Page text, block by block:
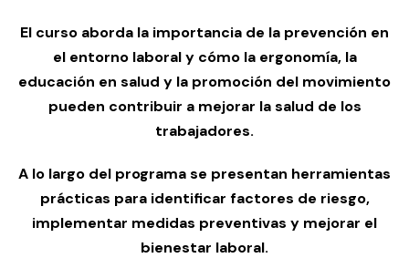
El curso aborda la importancia de la prevención en
el entorno laboral y cómo la ergonomía, la
educación en salud y la promoción del movimiento
pueden contribuir a mejorar la salud de los
trabajadores.
A lo largo del programa se presentan herramientas
prácticas para identificar factores de riesgo,
implementar medidas preventivas y mejorar el
bienestar laboral.